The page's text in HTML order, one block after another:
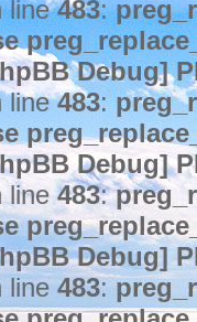
line483:
Debug]
line483:
Debug]
line483:
Debug]
line 483: